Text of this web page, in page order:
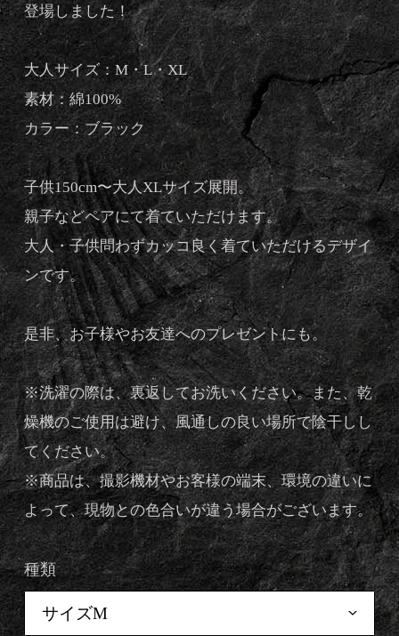
登場しました！
大人サイズ：M・L・XL
素材：綿100%
カラー：ブラック
子供150cm〜大人XLサイズ展開。
親子などペアにて着ていただけます。
大人・子供問わずカッコ良く着ていただけるデザイ
ンです。
是非、お子様やお友達へのプレゼントにも。
※洗濯の際は、裏返してお洗いください。また、乾
燥機のご使用は避け、風通しの良い場所で陰干しし
てください。
※商品は、撮影機材やお客様の端末、環境の違いに
よって、現物との色合いが違う場合がございます。
種類